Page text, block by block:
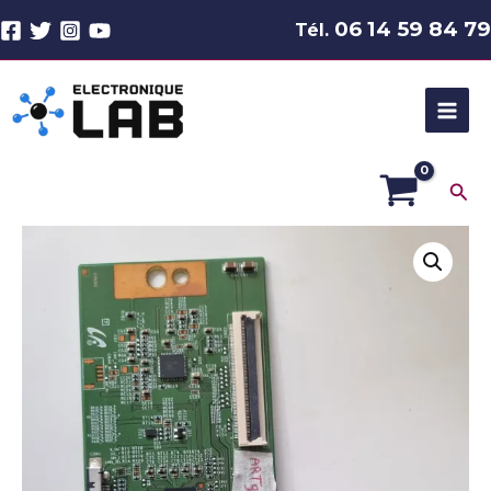
au
Tél. 06 14 59 84 79
40DLEDUSB-